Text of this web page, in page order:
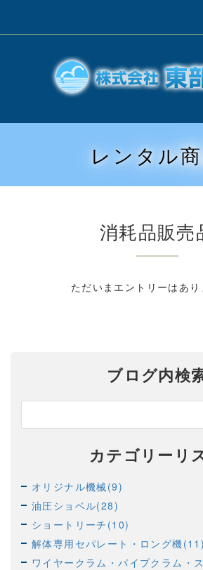
レンタル
消耗品販売
ただいまエントリーはあり
ブログ内検
カテゴリーリ
オリジナル機械(9)
油圧ショベル(28)
ショートリーチ(10)
解体専用セパレート・ロング機(11)
ワイヤークラム・パイプクラム・